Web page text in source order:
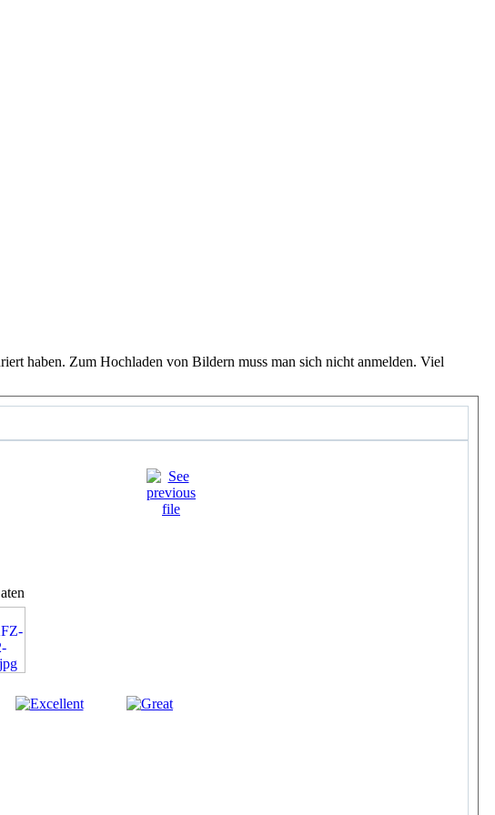
haben. Zum Hochladen von Bildern muss man sich nicht anmelden. Viel